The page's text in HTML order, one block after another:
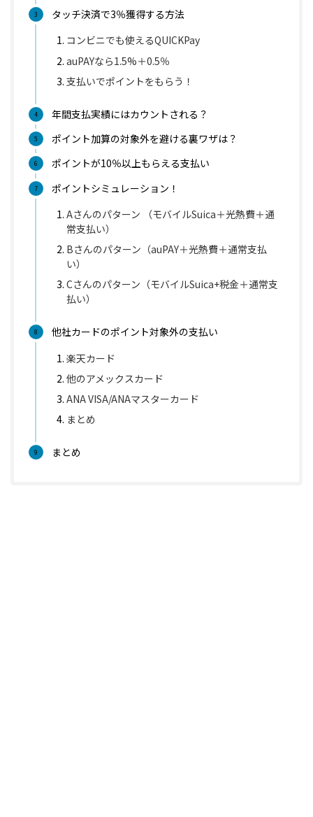
タッチ決済で3％獲得する方法
コンビニでも使えるQUICKPay
auPAYなら1.5%＋0.5％
支払いでポイントをもらう！
年間支払実績にはカウントされる？
ポイント加算の対象外を避ける裏ワザは？
ポイントが10％以上もらえる支払い
ポイントシミュレーション！
Aさんのパターン （モバイルSuica＋光熱費＋通
常支払い）
Bさんのパターン（auPAY＋光熱費＋通常支払
い）
Cさんのパターン（モバイルSuica+税金＋通常支
払い）
他社カードのポイント対象外の支払い
楽天カード
他のアメックスカード
ANA VISA/ANAマスターカード
まとめ
まとめ